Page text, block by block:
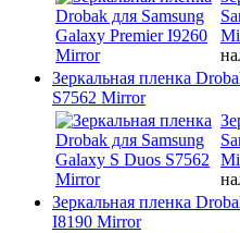
Зеркальная пленка
S7562 Mirror
Зеркальная пленка
I8190 Mirror